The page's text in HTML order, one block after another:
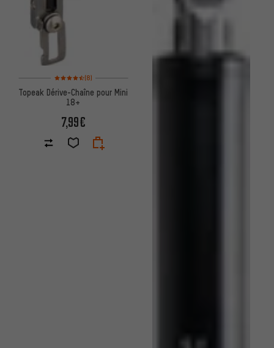
Note moyenne : 4,5 sur 5 d'après 8 avis
(8)
Topeak Dérive-Chaîne pour Mini
18+
7,99€